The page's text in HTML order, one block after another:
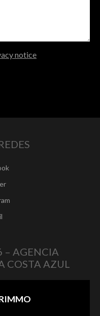
notice
– AGENCIA
COSTA AZUL